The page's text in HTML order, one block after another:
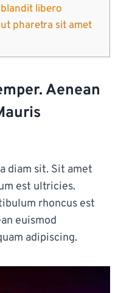
libero
pharetra sit amet
Aenean
diam sit. Sit amet
est ultricies.
rhoncus est
euismod
adipiscing.